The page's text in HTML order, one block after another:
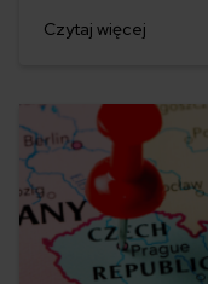
Czytaj więcej